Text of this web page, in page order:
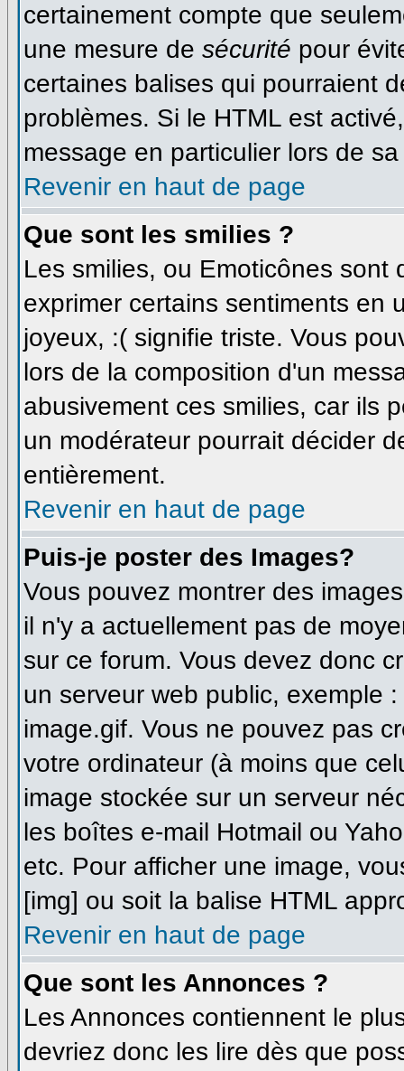
certainement compte que
une mesure de sécurité pour
certaines balises qui pourraient
problèmes. Si le HTML est
message en particulier lors de
Revenir en haut de page
Que sont les smilies ?
Les smilies, ou Emoticônes
exprimer certains sentiments en
joyeux, :( signifie triste. Vous
lors de la composition d'un
abusivement ces smilies, car ils
un modérateur pourrait décider
entièrement.
Revenir en haut de page
Puis-je poster des Images?
Vous pouvez montrer des
il n'y a actuellement pas de
sur ce forum. Vous devez donc
un serveur web public, exemple
image.gif. Vous ne pouvez pas
votre ordinateur (à moins que
image stockée sur un serveur
les boîtes e-mail Hotmail ou
etc. Pour afficher une image,
[img] ou soit la balise HTML
Revenir en haut de page
Que sont les Annonces ?
Les Annonces contiennent le
devriez donc les lire dès que